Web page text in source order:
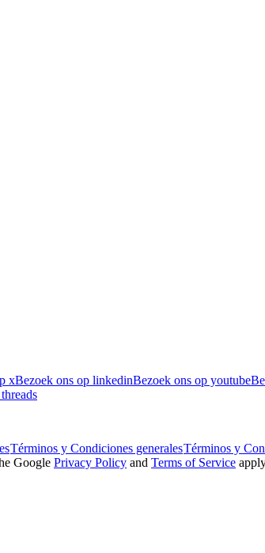
xBezoek ons op linkedinBezoek ons op youtube
Términos y Condiciones generalesTérminos y
Google Privacy Policy and Terms of Service